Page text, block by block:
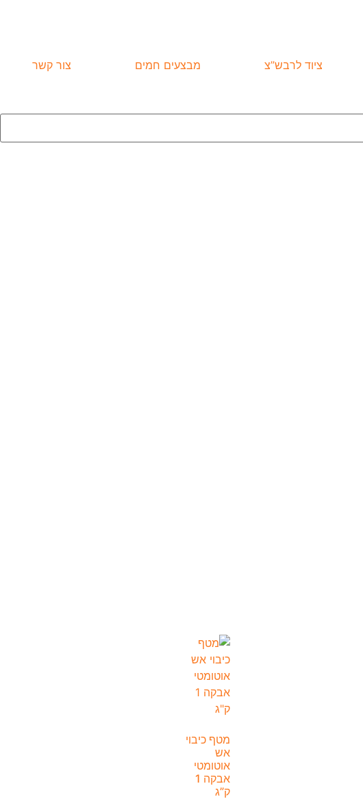
ציוד לרבש”צ מבצעים חמים צור קשר
מטף כיבוי
אש
אוטומטי
אבקה 1
ק”ג